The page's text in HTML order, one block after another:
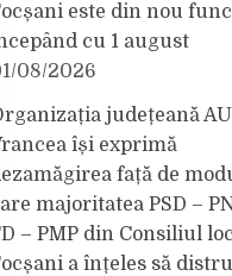
este din nou
cu 1 august
08/2026
județeană
își exprimă
față de
majoritatea PSD –
– PMP din Consiliul
a înțeles să